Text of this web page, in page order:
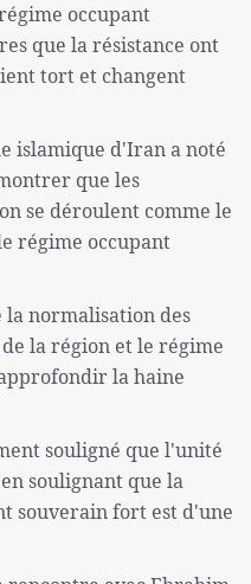
occupant
que la résistance ont
tort et changent
islamique d'Iran a noté
que les
se déroulent comme le
régime occupant
la normalisation des
la région et le régime
la haine
souligné que l'unité
soulignant que la
souverain fort est d'une